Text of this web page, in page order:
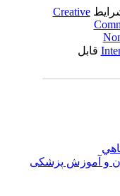
Creative
قابل
و آموزش پزشکی